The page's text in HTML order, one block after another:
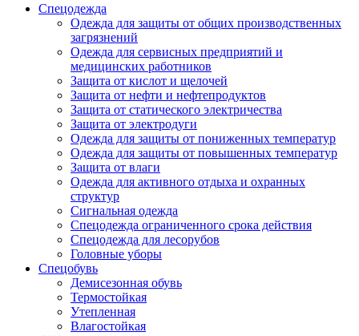
Спецодежда
Одежда для защиты от общих производственных
загрязнений
Одежда для сервисных предприятий и
медицинских работников
Защита от кислот и щелочей
Защита от нефти и нефтепродуктов
Защита от статического электричества
Защита от электродуги
Одежда для защиты от пониженных температур
Одежда для защиты от повышенных температур
Защита от влаги
Одежда для активного отдыха и охранных
структур
Сигнальная одежда
Спецодежда ограниченного срока действия
Спецодежда для лесорубов
Головные уборы
Спецобувь
Демисезонная обувь
Термостойкая
Утепленная
Влагостойкая